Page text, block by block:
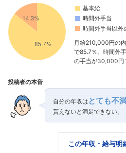
基本給
時間外手当
時間外手当以外
月給210,000円の
で85.7％、時間外
の手当が30,000円
投稿者の本音
自分の年収は とても不
貰えないと満足できない。
この年収・給与明